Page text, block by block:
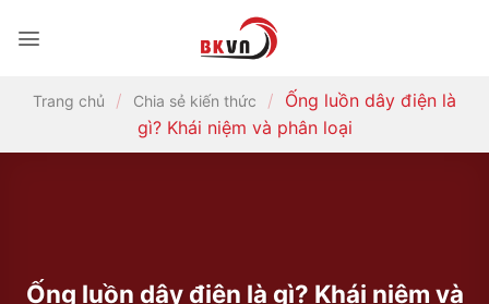
qua
dungTrang chủ / Chia sẻ kiến thức / Ống luồn dây điện là
gì? Khái niệm và phân loại
Ống luồn dây điện là gì? Khái niệm và